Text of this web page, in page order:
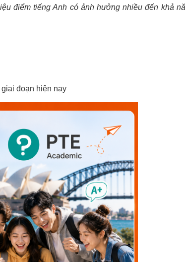
điểm tiếng Anh có ảnh hưởng nhiều đến khả
đoạn hiện nay